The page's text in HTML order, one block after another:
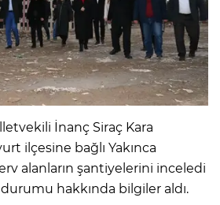
İnanç Siraç Kara
ilçesine bağlı Yakınca
alanların şantiyelerini inceledi
durumu hakkında bilgiler aldı.